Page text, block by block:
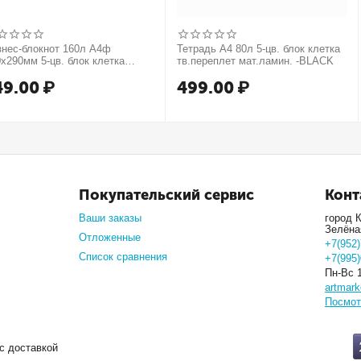
блокнот 160л А4ф
5-цв. блок клетка
-В моменте
₽
Тетрадь А4 80л 5-цв. блок клетка
тв.переплет мат.ламин. -BLACK
499.00 ₽
Покупательский сервис
Ваши заказы
Отложенные
Список сравнения
город
Пн-Вс
доставкой